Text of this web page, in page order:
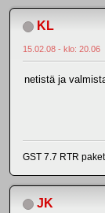
KL
15.02.08 - klo: 20.06
netistä ja
GST 7.7 RTR
JK